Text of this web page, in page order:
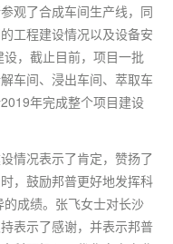
观了合成车间生产线，同
工程建设情况以及设备安
，截止目前，项目一批
车间、浸出车间、萃取车
年完成整个项目建设
情况表示了肯定，赞扬了
，鼓励邦普更好地发挥科
成绩。张飞女士对长沙
表示了感谢，并表示邦普